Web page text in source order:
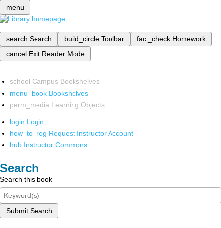
menu
search Search build_circle Toolbar fact_check Homework
cancel Exit Reader Mode
school Campus Bookshelves
menu_book Bookshelves
perm_media Learning Objects
login Login
how_to_reg Request Instructor Account
hub Instructor Commons
Search
Search this book
Submit Search